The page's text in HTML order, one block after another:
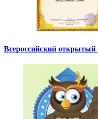
Всероссийский открытый